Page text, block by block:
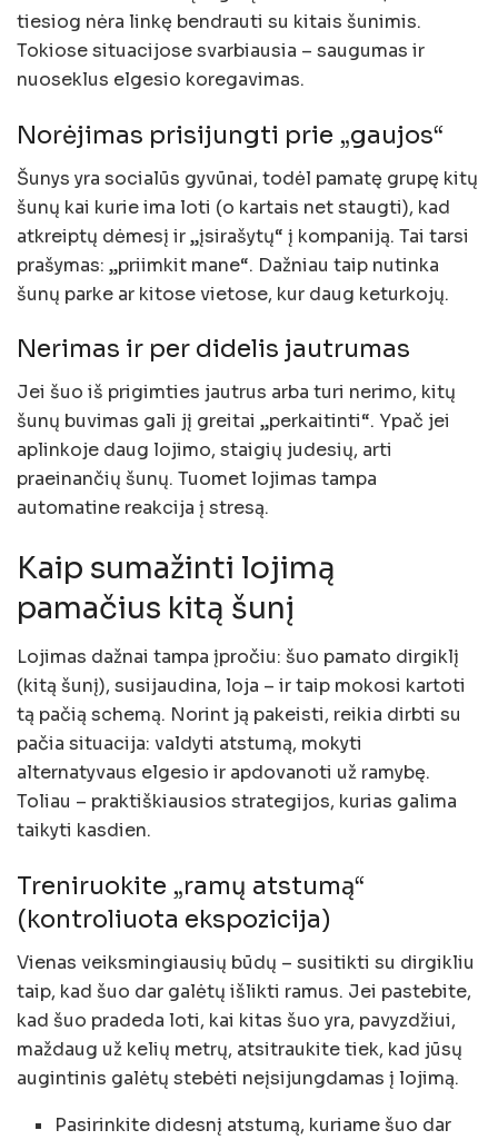
tiesiog nėra linkę bendrauti su kitais šunimis.
Tokiose situacijose svarbiausia – saugumas ir
nuoseklus elgesio koregavimas.
Norėjimas prisijungti prie „gaujos“
Šunys yra socialūs gyvūnai, todėl pamatę grupę kitų
šunų kai kurie ima loti (o kartais net staugti), kad
atkreiptų dėmesį ir „įsirašytų“ į kompaniją. Tai tarsi
prašymas: „priimkit mane“. Dažniau taip nutinka
šunų parke ar kitose vietose, kur daug keturkojų.
Nerimas ir per didelis jautrumas
Jei šuo iš prigimties jautrus arba turi nerimo, kitų
šunų buvimas gali jį greitai „perkaitinti“. Ypač jei
aplinkoje daug lojimo, staigių judesių, arti
praeinančių šunų. Tuomet lojimas tampa
automatine reakcija į stresą.
Kaip sumažinti lojimą
pamačius kitą šunį
Lojimas dažnai tampa įpročiu: šuo pamato dirgiklį
(kitą šunį), susijaudina, loja – ir taip mokosi kartoti
tą pačią schemą. Norint ją pakeisti, reikia dirbti su
pačia situacija: valdyti atstumą, mokyti
alternatyvaus elgesio ir apdovanoti už ramybę.
Toliau – praktiškiausios strategijos, kurias galima
taikyti kasdien.
Treniruokite „ramų atstumą“
(kontroliuota ekspozicija)
Vienas veiksmingiausių būdų – susitikti su dirgikliu
taip, kad šuo dar galėtų išlikti ramus. Jei pastebite,
kad šuo pradeda loti, kai kitas šuo yra, pavyzdžiui,
maždaug už kelių metrų, atsitraukite tiek, kad jūsų
augintinis galėtų stebėti neįsijungdamas į lojimą.
Pasirinkite didesnį atstumą, kuriame šuo dar